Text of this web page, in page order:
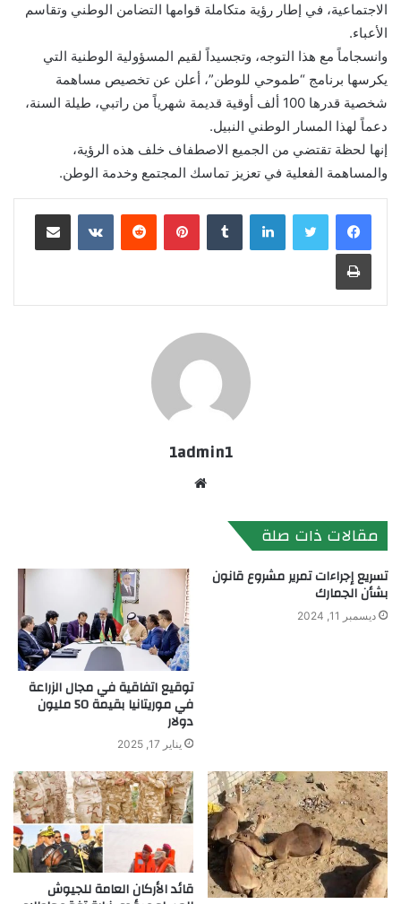
الاجتماعية، في إطار رؤية متكاملة قوامها التضامن الوطني وتقاسم
الأعباء.
وانسجاماً مع هذا التوجه، وتجسيداً لقيم المسؤولية الوطنية التي
يكرسها برنامج “طموحي للوطن”، أعلن عن تخصيص مساهمة
شخصية قدرها 100 ألف أوقية قديمة شهرياً من راتبي، طيلة السنة،
دعماً لهذا المسار الوطني النبيل.
إنها لحظة تقتضي من الجميع الاصطفاف خلف هذه الرؤية،
والمساهمة الفعلية في تعزيز تماسك المجتمع وخدمة الوطن.
لينكدإن بينتيريست مشاركة عبر البريد
طباعة
1admin1
مقالات ذات صلة
تسريع إجراءات تمرير مشروع قانون
بشأن الجمارك
ديسمبر 11, 2024
توقيع اتفاقية في مجال الزراعة
في موريتانيا بقيمة 50 مليون
دولار
يناير 17, 2025
قائد الأركان العامة للجيوش